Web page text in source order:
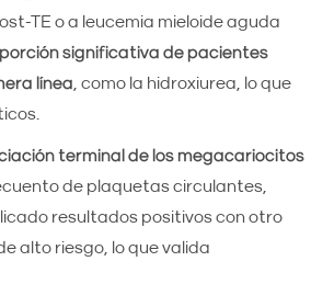
TE o a leucemia mieloide aguda
significativa de pacientes
línea , como la hidroxiurea, lo que
terminal de los megacariocitos
de plaquetas circulantes,
resultados positivos con otro
alto riesgo, lo que valida